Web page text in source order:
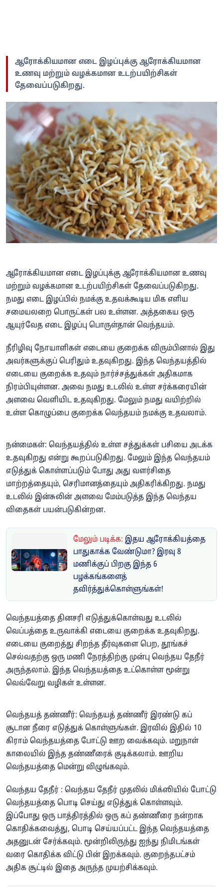
ஆரோக்கியமான எடை இழப்புக்கு ஆரோக்கியமான
உணவு மற்றும் வழக்கமான உடற்பயிற்சிகள்
தேவைப்படுகிறது.
ஆரோக்கியமான எடை இழப்புக்கு ஆரோக்கியமான உணவு
மற்றும் வழக்கமான உடற்பயிற்சிகள் தேவைப்படுகிறது.
நமது எடை இழப்பில் நமக்கு உதவக்கூடிய மிக எளிய
சமையலறை பொருட்கள் பல உள்ளன. அத்தகைய ஒரு
ஆயுர்வேத எடை இழப்பு பொருள்தான் வெந்தயம்.
நீரிழிவு நோயாளிகள் எடையை குறைக்க விரும்பினால் இது
அவர்களுக்குப் பெரிதும் உதவுகிறது. இந்த வெந்தயத்தில்
எடையை குறைக்க உதவும் நார்ச்சத்துக்கள் அதிகமாக
நிரம்பியுள்ளன. அவை நமது உடலில் உள்ள சர்க்கரையின்
அளவை வெளியிட உதவுகிறது. மேலும் நமது வயிற்றில்
உள்ள கொழுப்பை குறைக்க வெந்தயம் நமக்கு உதவலாம்.
​நன்மைகள்: வெந்தயத்தில் உள்ள சத்துக்கள் பசியை அடக்க
உதவுகிறது என்று கூறப்படுகிறது. மேலும் இந்த வெந்தயம்
எடுத்துக் கொள்ளப்படும் போது அது வளர்சிதை
மாற்றத்தையும், செரிமானத்தையும் அதிகரிக்கிறது. நமது
உடலில் இன்சுலின் அளவை மேம்படுத்த இந்த வெந்தய
விதைகள் பயன்படுகின்றன.
மேலும் படிக்க: இதய ஆரோக்கியத்தை
பாதுகாக்க வேண்டுமா? இரவு 8
மணிக்குப் பிறகு இந்த 6
பழக்கங்களைத்
தவிர்த்துக்கொள்ளுங்கள்!
வெந்தயத்தை தினசரி எடுத்துக்கொள்வது உடலில்
வெப்பத்தை உருவாக்கி எடையை குறைக்க உதவுகிறது.
எடையை குறைத்து சிறந்த தீர்வுகளை பெற, தூங்கச்
செல்வதற்கு ஒரு மணி நேரத்திற்கு முன்பு வெந்தய தேநீர்
அருந்தலாம். இந்த வெந்தயத்தை உட்கொள்ள மூன்று
வெவ்வேறு வழிகள் உள்ளன.
வெந்தயத் தண்ணீர்: வெந்தயத் தண்ணீர் இரண்டு கப்
சூடான நீரை எடுத்துக் கொள்ளுங்கள். இரவில் இதில் 10
கிராம் வெந்தயத்தை போட்டு ஊற வைக்கவும். மறுநாள்
காலையில் இந்த தண்ணீரைக் குடிக்கலாம். ஊறிய
வெந்தயத்தை மென்று விழுங்கவும்.​
வெந்தய தேநீர் : வெந்தய தேநீர் முதலில் மிக்ஸியில் போட்டு
வெந்தயத்தை பொடி செய்து எடுத்துக் கொள்ளவும்.
இப்போது ஒரு பாத்திரத்தில் ஒரு கப் தண்ணீரை நன்றாக
கொதிக்கவைத்து, பொடி செய்யப்பட்ட இந்த வெந்தயத்தை
அதனுடன் சேர்க்கவும். மூன்றிலிருந்து ஐந்து நிமிடங்கள்
வரை கொதிக்க விட்டு பின் இறக்கவும். குறைந்தபட்சம்
அதிக சூட்டில் இதை அருந்த முயற்சிக்கவும்.​